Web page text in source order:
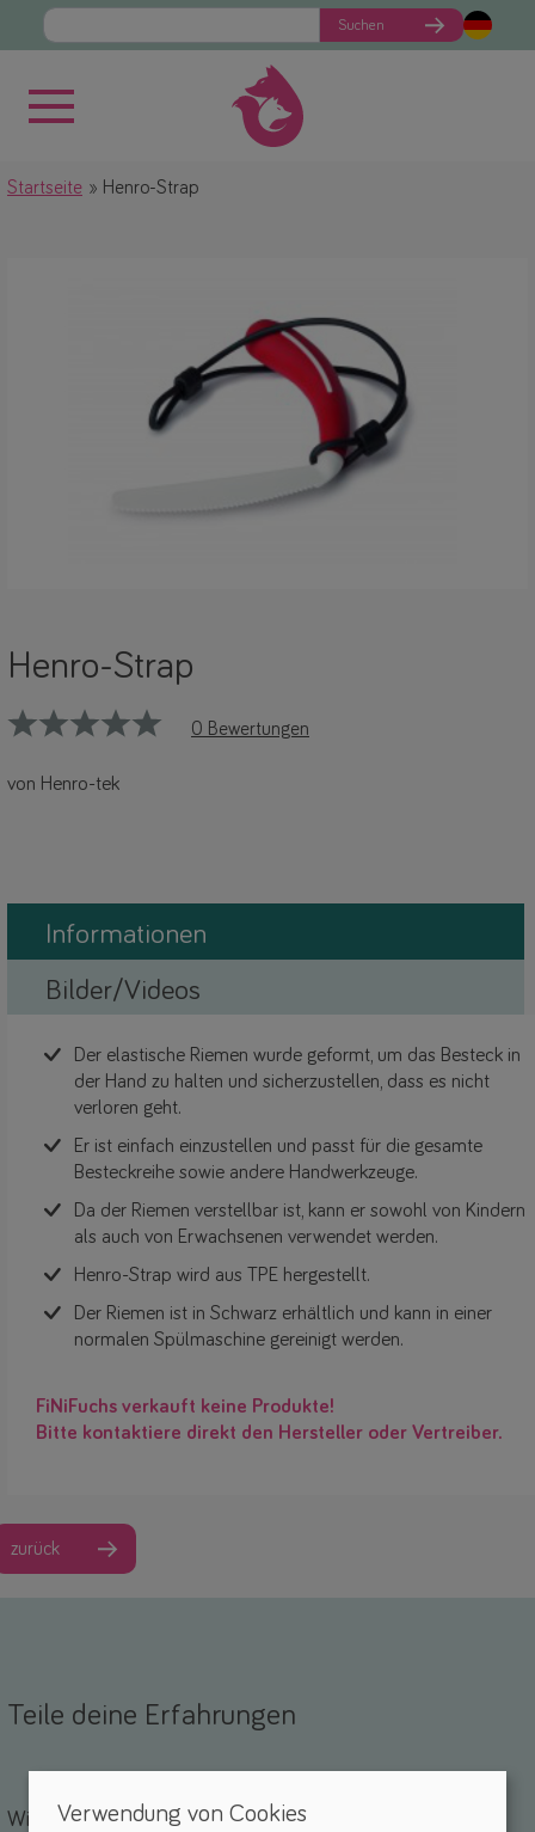
Suchen
Startseite Henro-Strap
Henro-Strap
0 Bewertungen
von Henro-tek
Informationen
Bilder/Videos
Der elastische Riemen wurde geformt, um das Besteck in
der Hand zu halten und sicherzustellen, dass es nicht
verloren geht.
Er ist einfach einzustellen und passt für die gesamte
Besteckreihe sowie andere Handwerkzeuge.
Da der Riemen verstellbar ist, kann er sowohl von Kindern
als auch von Erwachsenen verwendet werden.
Henro-Strap wird aus TPE hergestellt.
Der Riemen ist in Schwarz erhältlich und kann in einer
normalen Spülmaschine gereinigt werden.
FiNiFuchs verkauft keine Produkte!
Bitte kontaktiere direkt den Hersteller oder Vertreiber.
zurück
Teile deine Erfahrungen
Wie findest du dieses Hilfsmittel? *
Verwendung von Cookies